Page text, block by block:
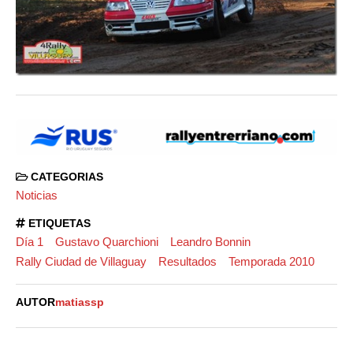
CATEGORIAS
Noticias
ETIQUETAS
Día 1 Gustavo Quarchioni
Leandro Bonnin
Rally Ciudad de Villaguay
Resultados Temporada 2010
AUTORmatiassp